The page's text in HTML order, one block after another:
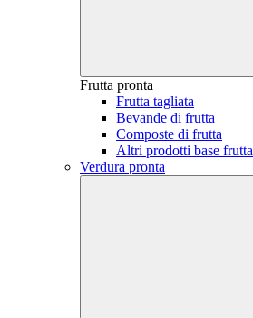
Frutta pronta
Frutta tagliata
Bevande di frutta
Composte di frutta
Altri prodotti base frutta
Verdura pronta